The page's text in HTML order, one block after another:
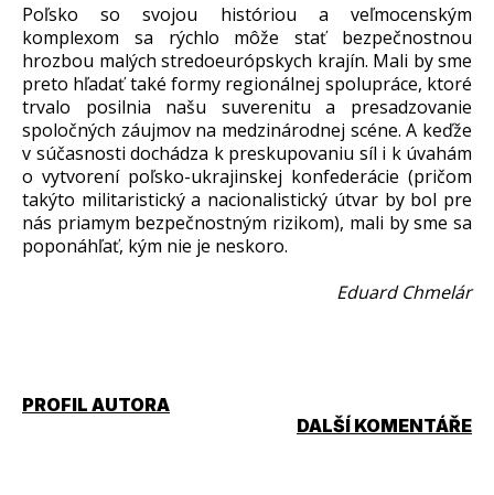
Poľsko so svojou históriou a veľmocenským
komplexom sa rýchlo môže stať bezpečnostnou
hrozbou malých stredoeurópskych krajín. Mali by sme
preto hľadať také formy regionálnej spolupráce, ktoré
trvalo posilnia našu suverenitu a presadzovanie
spoločných záujmov na medzinárodnej scéne. A keďže
v súčasnosti dochádza k preskupovaniu síl i k úvahám
o vytvorení poľsko-ukrajinskej konfederácie (pričom
takýto militaristický a nacionalistický útvar by bol pre
nás priamym bezpečnostným rizikom), mali by sme sa
poponáhľať, kým nie je neskoro.
Eduard Chmelár
PROFIL AUTORA
DALŠÍ KOMENTÁŘE